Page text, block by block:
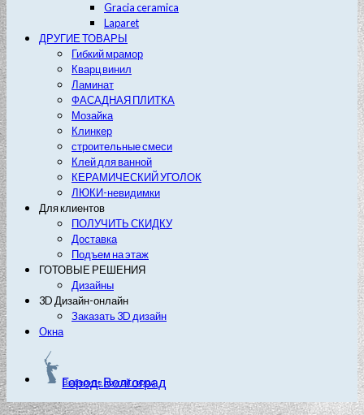
Gracia ceramica
Laparet
ДРУГИЕ ТОВАРЫ
Гибкий мрамор
Кварц винил
Ламинат
ФАСАДНАЯ ПЛИТКА
Мозайка
Клинкер
строительные смеси
Клей для ванной
КЕРАМИЧЕСКИЙ УГОЛОК
ЛЮКИ-невидимки
Для клиентов
ПОЛУЧИТЬ СКИДКУ
Доставка
Подъем на этаж
ГОТОВЫЕ РЕШЕНИЯ
Дизайны
3D Дизайн-онлайн
Заказать 3D дизайн
Окна
Город: Волгоград
Выберите другой город